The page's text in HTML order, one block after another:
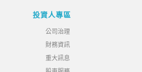
投資人專區
公司治理
財務資訊
重大訊息